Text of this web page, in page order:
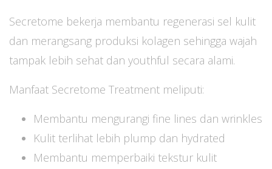
Secretome bekerja membantu regenerasi sel kulit
dan merangsang produksi kolagen sehingga wajah
tampak lebih sehat dan youthful secara alami.
Manfaat Secretome Treatment meliputi:
Membantu mengurangi fine lines dan wrinkles
Kulit terlihat lebih plump dan hydrated
Membantu memperbaiki tekstur kulit